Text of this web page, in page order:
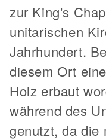
zur King's
unitarischen
Jahrhundert.
diesem Ort
Holz erbaut
während des
genutzt, da die